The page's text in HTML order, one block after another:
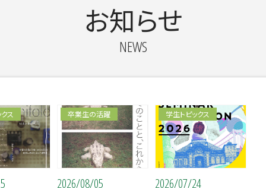
お知らせ
NEWS
ス 卒業生の活躍
2026/08/05
学生トピックス
2026/07/24